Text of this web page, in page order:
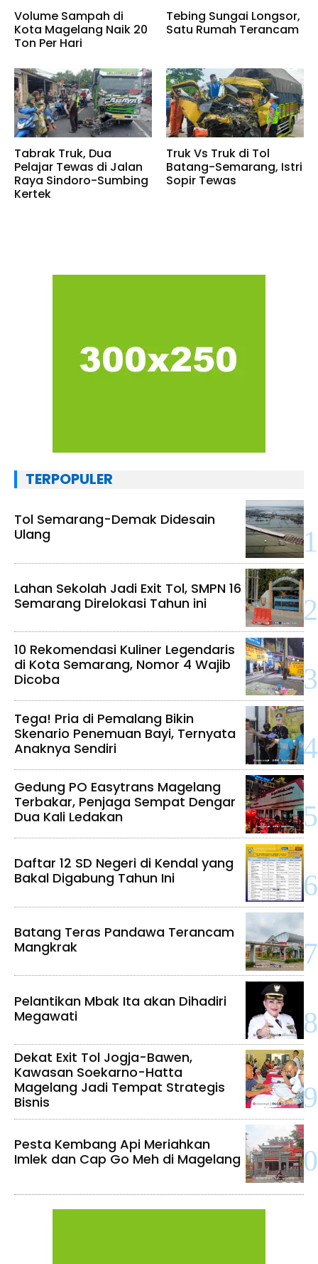
Volume Sampah di
Kota Magelang Naik 20
Ton Per Hari
Tebing Sungai Longsor,
Satu Rumah Terancam
Tabrak Truk, Dua
Pelajar Tewas di Jalan
Raya Sindoro-Sumbing
Kertek
Truk Vs Truk di Tol
Batang-Semarang, Istri
Sopir Tewas
TERPOPULER
Tol Semarang-Demak Didesain
Ulang
Lahan Sekolah Jadi Exit Tol, SMPN 16
Semarang Direlokasi Tahun ini
10 Rekomendasi Kuliner Legendaris
di Kota Semarang, Nomor 4 Wajib
Dicoba
Tega! Pria di Pemalang Bikin
Skenario Penemuan Bayi, Ternyata
Anaknya Sendiri
Gedung PO Easytrans Magelang
Terbakar, Penjaga Sempat Dengar
Dua Kali Ledakan
Daftar 12 SD Negeri di Kendal yang
Bakal Digabung Tahun Ini
Batang Teras Pandawa Terancam
Mangkrak
Pelantikan Mbak Ita akan Dihadiri
Megawati
Dekat Exit Tol Jogja-Bawen,
Kawasan Soekarno-Hatta
Magelang Jadi Tempat Strategis
Bisnis
Pesta Kembang Api Meriahkan
Imlek dan Cap Go Meh di Magelang